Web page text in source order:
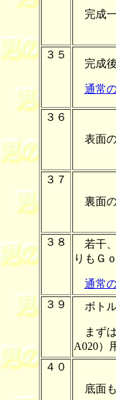
完成一
３５
完成後
通常
３６
表面の
３７
裏面の
３８
若干、
りもＧ
通常
３９
ボトル
まずは
A020）
４０
底面も